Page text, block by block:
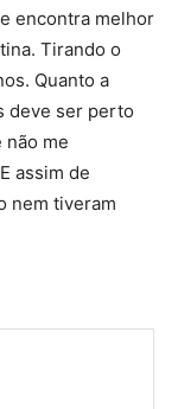
encontra melhor
Tirando o
Quanto a
deve ser perto
não me
assim de
nem tiveram